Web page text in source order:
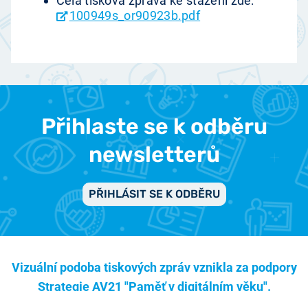
100949s_or90923b.pdf
Přihlaste se k odběru
newsletterů
PŘIHLÁSIT SE K ODBĚRU
Vizuální podoba tiskových zpráv vznikla za podpory
Strategie AV21 "Paměť v digitálním věku".